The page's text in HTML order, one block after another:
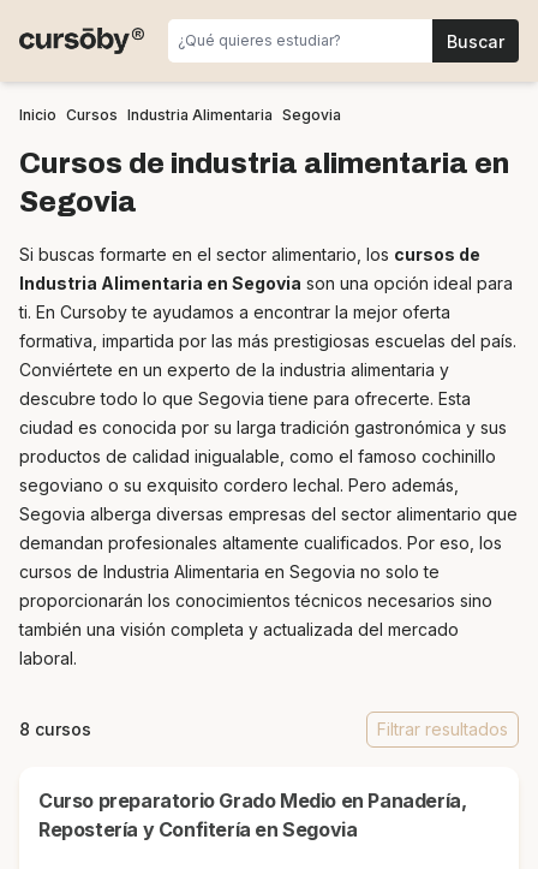
Inicio Cursos Industria Alimentaria Segovia
Cursos de industria alimentaria en
Segovia
Si buscas formarte en el sector alimentario, los cursos de
Industria Alimentaria en Segovia son una opción ideal para
ti. En Cursoby te ayudamos a encontrar la mejor oferta
formativa, impartida por las más prestigiosas escuelas del país.
Conviértete en un experto de la industria alimentaria y
descubre todo lo que Segovia tiene para ofrecerte. Esta
ciudad es conocida por su larga tradición gastronómica y sus
productos de calidad inigualable, como el famoso cochinillo
segoviano o su exquisito cordero lechal. Pero además,
Segovia alberga diversas empresas del sector alimentario que
demandan profesionales altamente cualificados. Por eso, los
cursos de Industria Alimentaria en Segovia no solo te
proporcionarán los conocimientos técnicos necesarios sino
también una visión completa y actualizada del mercado
laboral.
8 cursos Filtrar resultados
Curso preparatorio Grado Medio en Panadería,
Repostería y Confitería en Segovia